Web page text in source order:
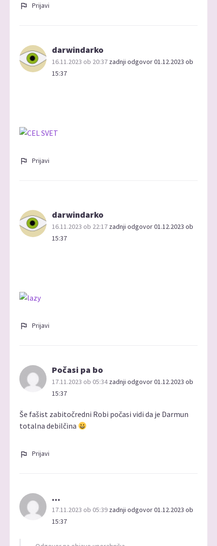
Prijavi
darwindarko
16.11.2023 ob 20:37 zadnji odgovor 01.12.2023 ob
15:37
Prijavi
darwindarko
16.11.2023 ob 22:17 zadnji odgovor 01.12.2023 ob
15:37
Prijavi
Počasi pa bo
17.11.2023 ob 05:34 zadnji odgovor 01.12.2023 ob
15:37
Še fašist zabitočredni Robi počasi vidi da je Darmun
totalna debilčina
Prijavi
…
17.11.2023 ob 05:39 zadnji odgovor 01.12.2023 ob
15:37